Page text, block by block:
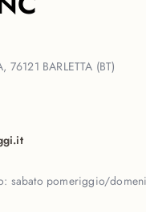
76121 BARLETTA (BT)
sabato pomeriggio/